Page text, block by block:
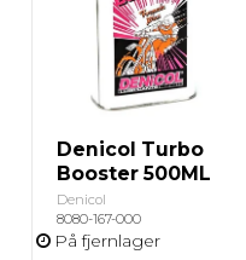
Denicol Turbo
Booster 500ML
Denicol
8080-167-000
På fjernlager